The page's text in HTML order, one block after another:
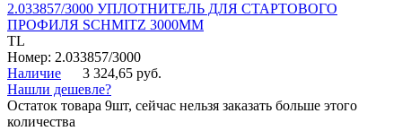
2.033857/3000 УПЛОТНИТЕЛЬ ДЛЯ СТАРТОВОГО
ПРОФИЛЯ SCHMITZ 3000ММ
TL
Номер: 2.033857/3000
Наличие
3 324,65 руб.
Нашли дешевле?
Остаток товара 9шт, сейчас нельзя заказать больше этого
количества